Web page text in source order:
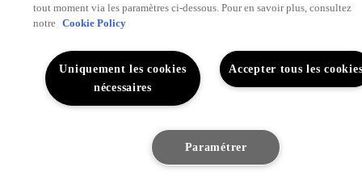
tout moment via les paramètres ci-dessous. Pour en savoir plus, consultez
notre Cookie Policy
Accepter tous les
Uniquement les cookies
nécessaires
Paramétrer